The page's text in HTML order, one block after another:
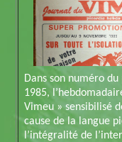
Dans son numéro
1985,
Vimeu » sensibilisé
cause de la langue
l’intégralité de